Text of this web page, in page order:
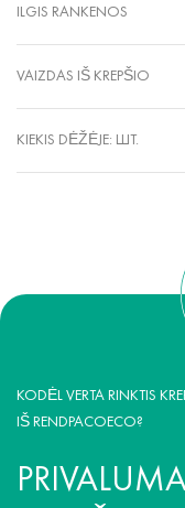
ILGIS RANKENOS
VAIZDAS IŠ KREPŠIO
KIEKIS DĖŽĖJE: ШТ.
KODĖL VERTA RINKTIS
IŠ RENDPACOECO?